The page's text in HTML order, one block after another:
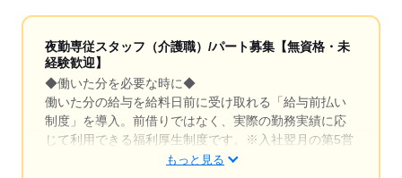
夜勤専従スタッフ（介護職）/パート募集【無資格・未
経験歓迎】
◆働いた分を必要な時に◆
働いた分の給与を給料日前に受け取れる「給与前払い
制度」を導入。前借りではなく、実際の勤務実績に応
じて利用できる福利厚生制度です。※入社翌月の第5営
もっと見る